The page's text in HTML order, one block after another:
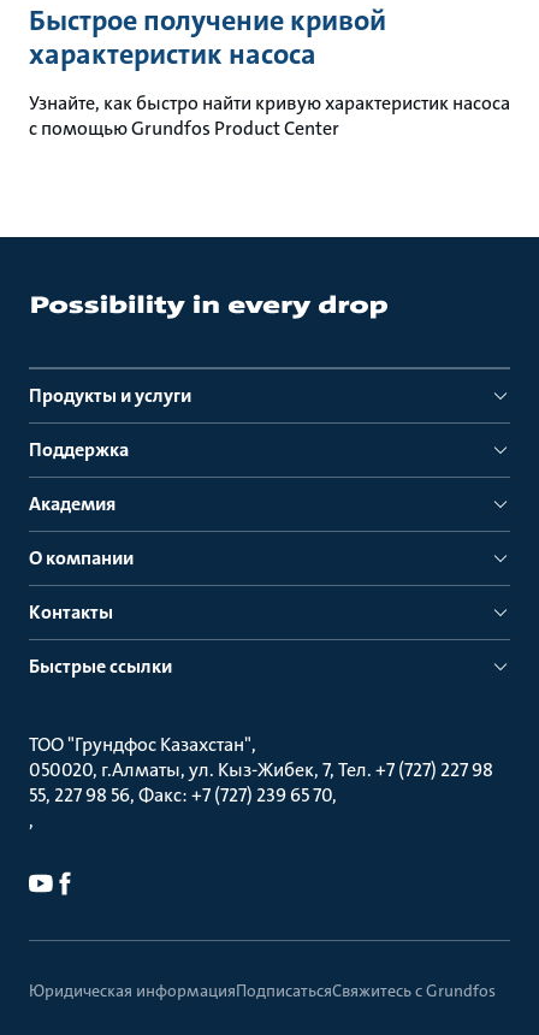
Быстрое получение кривой
характеристик насоса
Узнайте, как быстро найти кривую характеристик насоса
с помощью Grundfos Product Center
Продукты и услуги
Поддержка
Академия
О компании
Контакты
Быстрые ссылки
ТОО "Грундфос Казахстан"
050020, г.Алматы, ул. Кыз-Жибек, 7, Тел. +7 (727) 227 98
55, 227 98 56, Факс: +7 (727) 239 65 70
Юридическая информацияПодписатьсяСвяжитесь с Grundfos